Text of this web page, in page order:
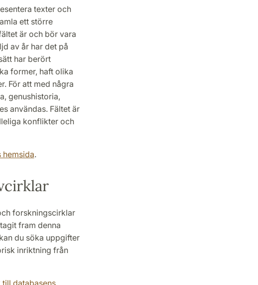
texter och
ett större
är och bör vara
av år har det på
har berört
former, haft olika
För att med några
genushistoria,
användas. Fältet är
konflikter och
hemsida.
forskningscirklar
fram denna
du söka uppgifter
inriktning från
till databasens